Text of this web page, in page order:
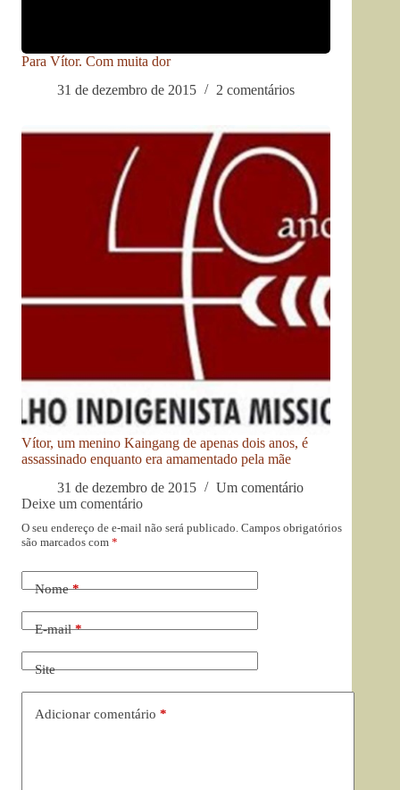
Para Vítor. Com muita dor
31 de dezembro de 2015
2 comentários
Vítor, um menino Kaingang de apenas dois anos, é
assassinado enquanto era amamentado pela mãe
31 de dezembro de 2015
Um comentário
Deixe um comentário
O seu endereço de e-mail não será publicado. Campos obrigatórios
são marcados com *
Nome*
E-mail*
Site
Adicionar comentário *